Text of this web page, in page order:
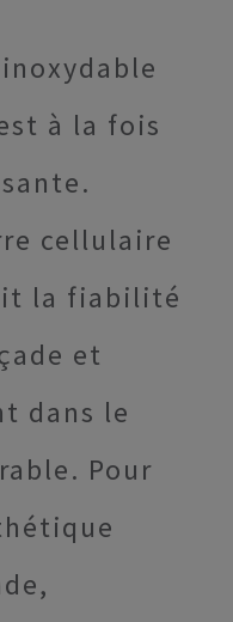
à la fois
cellulaire
la fiabilité
et
dans le
Pour